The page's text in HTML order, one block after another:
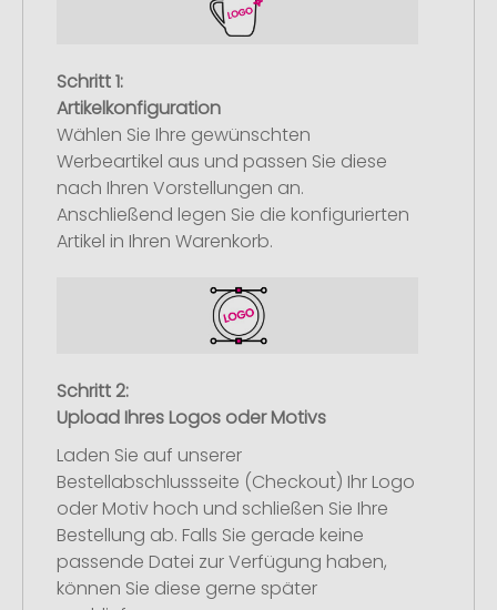
Schritt 1:
Artikelkonfiguration
Wählen Sie Ihre gewünschten
Werbeartikel aus und passen Sie diese
nach Ihren Vorstellungen an.
Anschließend legen Sie die konfigurierten
Artikel in Ihren Warenkorb.
Schritt 2:
Upload Ihres Logos oder Motivs
Laden Sie auf unserer
Bestellabschlussseite (Checkout) Ihr Logo
oder Motiv hoch und schließen Sie Ihre
Bestellung ab. Falls Sie gerade keine
passende Datei zur Verfügung haben,
können Sie diese gerne später